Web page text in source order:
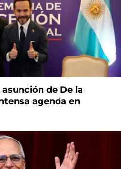
de De la
agenda en